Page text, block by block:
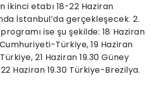
ikinci etabı 18-22 Haziran
İstanbul’da gerçekleşecek. 2.
ise şu şekilde: 18 Haziran
Türkiye, 19 Haziran
21 Haziran 19.30 Güney
Haziran 19.30 Türkiye-Brezilya.